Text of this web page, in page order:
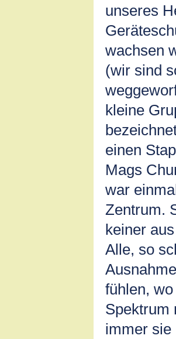
unseres
wachsen
(wir sind
kleine
einen
Mags
war
Zentrum.
keiner
Alle, so
fühlen,
Spektrum
immer sie